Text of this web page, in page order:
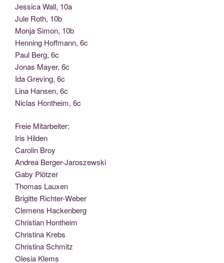
Jes­si­ca Wall, 10a
Jule Roth, 10b
Mon­ja Simon, 10b
Hen­ning Hoff­mann, 6c
Paul Berg, 6c
Jonas May­er, 6c
Ida Gre­ving, 6c
Lina Han­sen, 6c
Nic­las Hont­heim, 6c
Freie Mit­ar­bei­ter:
Iris Hilden
Caro­lin Broy
Andrea Berger-Jaroszewski
Gaby Plötzer
Tho­mas Lauxen
Bri­git­te Richter-Weber
Cle­mens Hackenberg
Chris­ti­an Hontheim
Chris­ti­na Krebs
Chris­ti­na Schmitz
Ole­sia Klems